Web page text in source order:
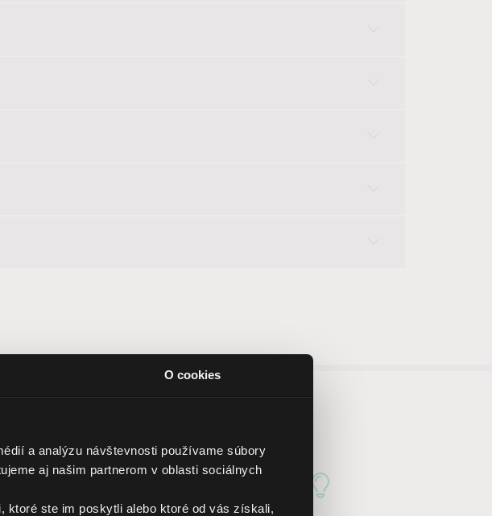
O cookies
a analýzu návštevnosti používame súbory
aj našim partnerom v oblasti sociálnych
ste im poskytli alebo ktoré od vás získali,
brokera LYNX